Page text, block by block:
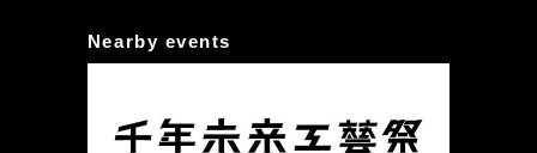
Nearby events